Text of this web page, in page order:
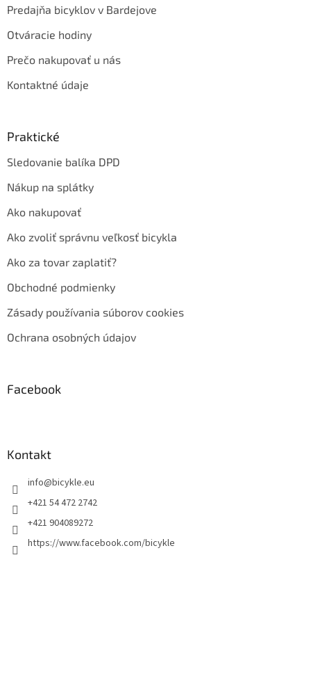
Predajňa bicyklov v Bardejove
Otváracie hodiny
Prečo nakupovať u nás
Kontaktné údaje
Praktické
Sledovanie balíka DPD
Nákup na splátky
Ako nakupovať
Ako zvoliť správnu veľkosť bicykla
Ako za tovar zaplatiť?
Obchodné podmienky
Zásady používania súborov cookies
Ochrana osobných údajov
Facebook
Kontakt
info@bicykle.eu
+421 54 472 2742
+421 904089272
https://www.facebook.com/bicykle